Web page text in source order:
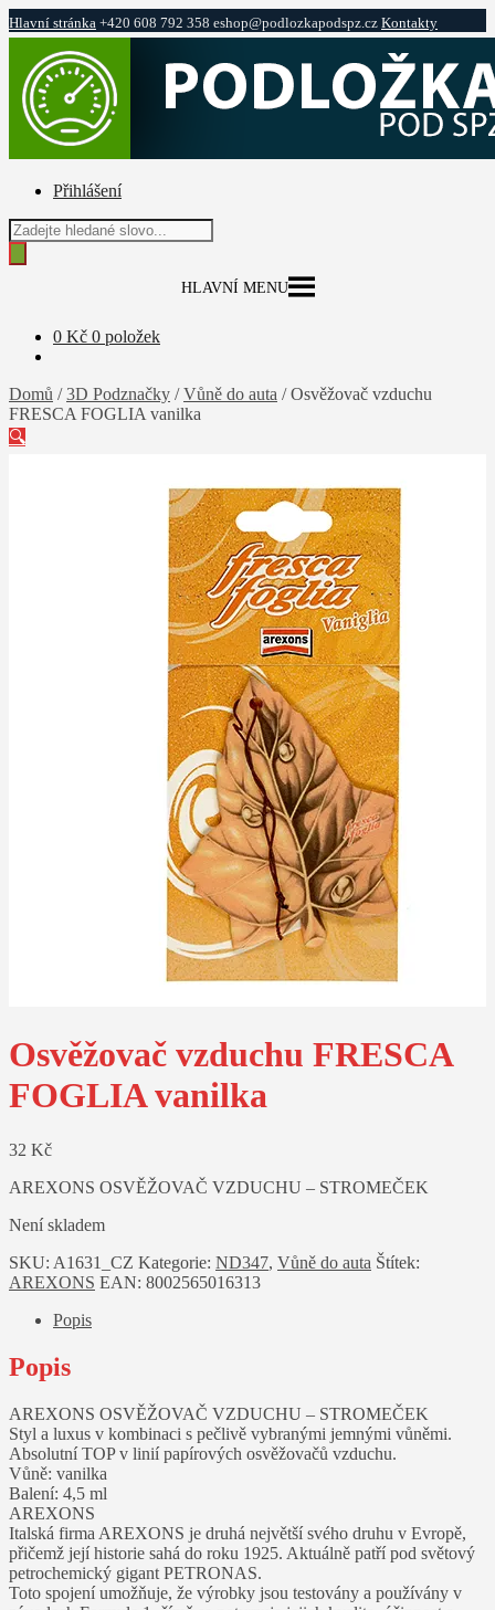
Hlavní stránka +420 608 792 358 eshop@podlozkapodspz.cz Kontakty
navigaci
obsahu
webu
Přihlášení
Products
search
HLAVNÍ MENU
0 Kč 0 položek
Domů /3D Podznačky /Vůně do auta /Osvěžovač vzduchu
FRESCA FOGLIA vanilka
🔍
Osvěžovač vzduchu FRESCA
FOGLIA vanilka
32 Kč
AREXONS OSVĚŽOVAČ VZDUCHU – STROMEČEK
Není skladem
SKU: A1631_CZ Kategorie: ND347, Vůně do auta Štítek:
AREXONS EAN: 8002565016313
Popis
Popis
AREXONS OSVĚŽOVAČ VZDUCHU – STROMEČEK
Styl a luxus v kombinaci s pečlivě vybranými jemnými vůněmi.
Absolutní TOP v linií papírových osvěžovačů vzduchu.
Vůně: vanilka
Balení: 4,5 ml
AREXONS
Italská firma AREXONS je druhá největší svého druhu v Evropě,
přičemž její historie sahá do roku 1925. Aktuálně patří pod světový
petrochemický gigant PETRONAS.
Toto spojení umožňuje, že výrobky jsou testovány a používány v